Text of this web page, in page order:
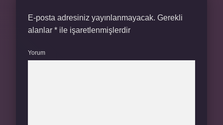
E-posta adresiniz yayınlanmayacak. Gerekli
alanlar * ile işaretlenmişlerdir
Yorum